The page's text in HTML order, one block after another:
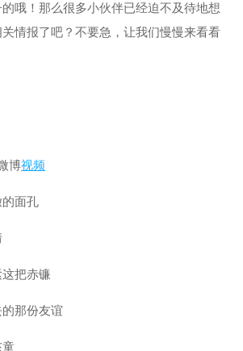
哦！那么很多小伙伴已经迫不及待地想
情报了吧？不要急，让我们慢慢来看看
博视频
面孔
把赤镰
那份友谊